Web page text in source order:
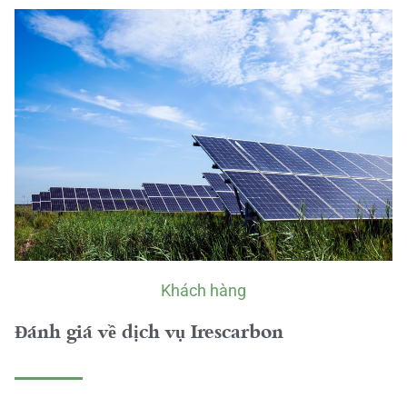
Khách hàng
Đánh giá về dịch vụ Irescarbon